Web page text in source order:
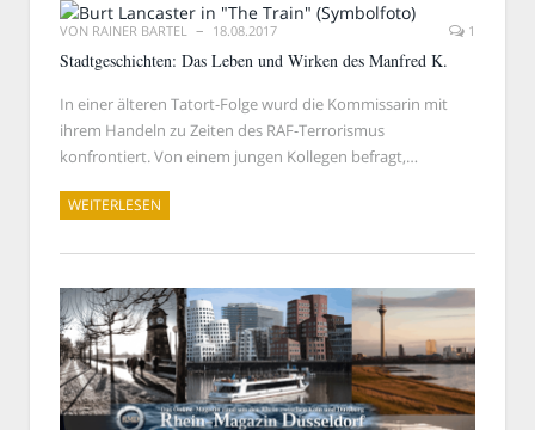
VON RAINER BARTEL 18.08.2017 1
Stadtgeschichten: Das Leben und Wirken des Manfred K.
In einer älteren Tatort-Folge wurd die Kommissarin mit
ihrem Handeln zu Zeiten des RAF-Terrorismus
konfrontiert. Von einem jungen Kollegen befragt,…
WEITERLESEN